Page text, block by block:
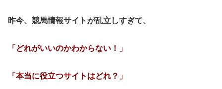
昨今、競馬情報サイトが乱立しすぎて、
「どれがいいのかわからない！」
「本当に役立つサイトはどれ？」